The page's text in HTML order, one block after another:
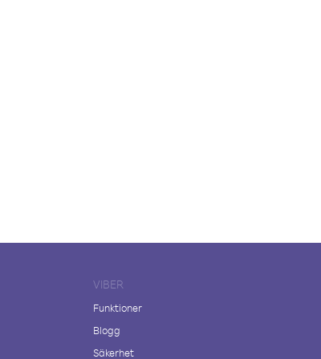
VIBER
Funktioner
Blogg
Säkerhet